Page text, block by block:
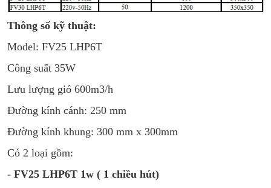
Thông số kỹ thuật:
Model: FV25 LHP6T
Công suất 35W
Lưu lượng gió 600m3/h
Đường kính cánh: 250 mm
Đường kính khung: 300 mm x 300mm
Có 2 loại gồm:
- FV25 LHP6T 1w ( 1 chiều hút)